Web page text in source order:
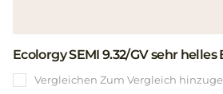
Ecolorgy SEMI 9.32/GV sehr
Vergleichen Zum Vergleich